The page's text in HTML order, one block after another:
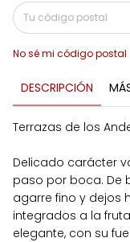
No sé mi código postal
DESCRIPCIÓN
Terrazas de los
Delicado carácter
paso por boca. De
agarre fino y dejos
integrados a la
elegante, con su